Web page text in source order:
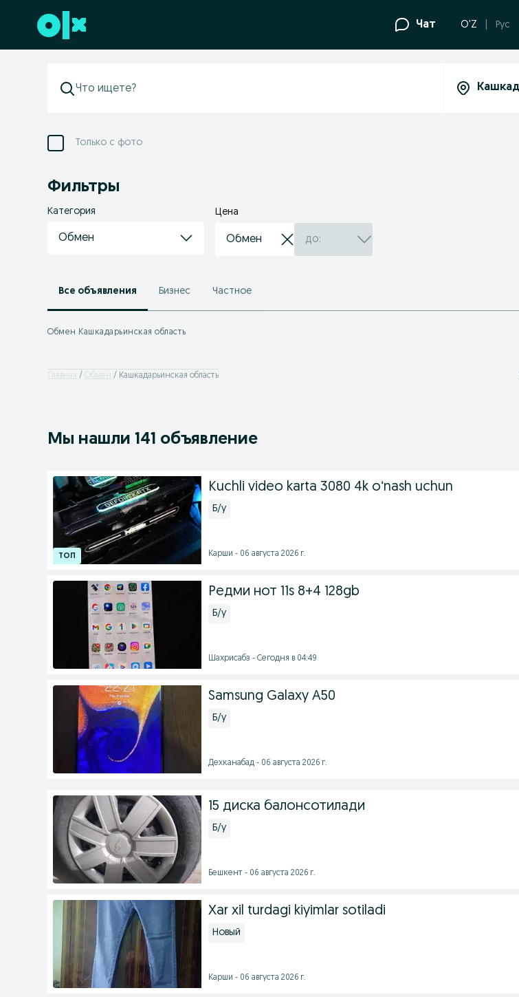
Перейти к нижнему колонтитулу Чат O'Z Рус
Только с фото
Фильтры
Категория
Обмен
Цена
Все объявления Бизнес Частное
Обмен Кашкадарьинская область
Главная Обмен Кашкадарьинская область
Мы нашли 141 объявление
Kuchli video karta 3080 4k oʻnash uchun
Б/у
Карши - 06 августа 2026 г.
Редми нот 11s 8+4 128gb
Б/у
Шахрисабз - Сегодня в 04:49
Samsung Galaxy A50
Б/у
Дехканабад - 06 августа 2026 г.
15 диска балонсотилади
Б/у
Бешкент - 06 августа 2026 г.
Xar xil turdagi kiyimlar sotiladi
Новый
Карши - 06 августа 2026 г.